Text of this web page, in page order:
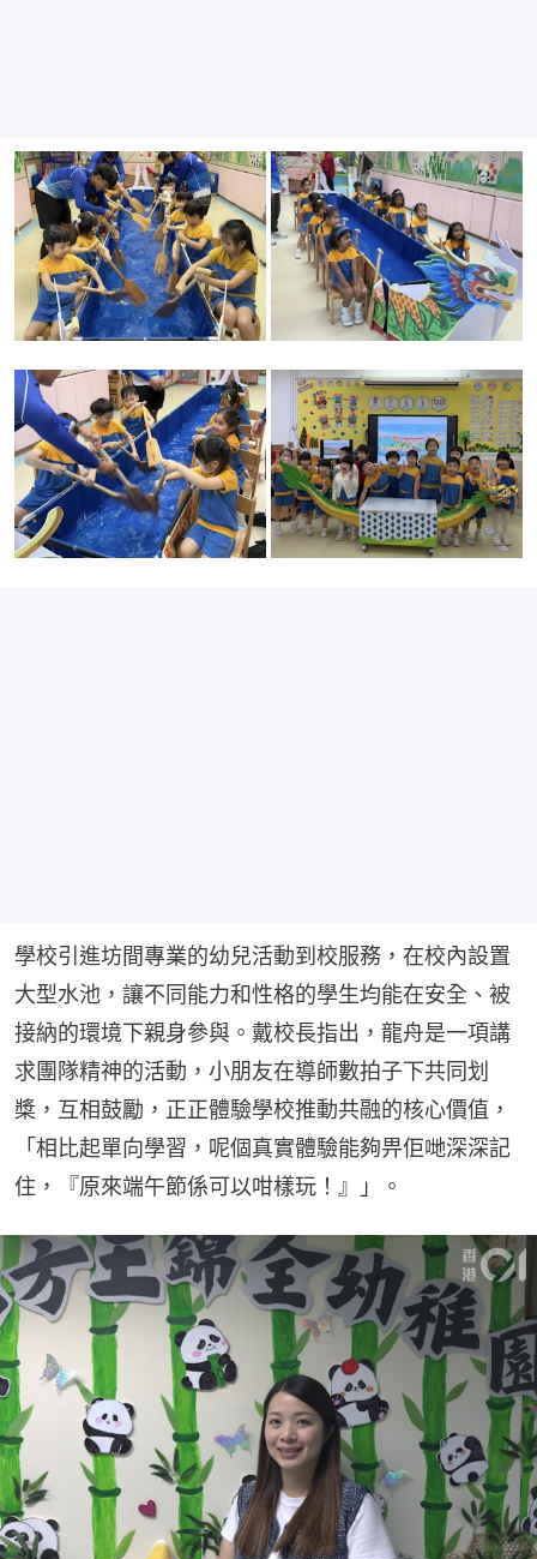
學校引進坊間專業的幼兒活動到校服務，在校內設置
大型水池，讓不同能力和性格的學生均能在安全、被
接納的環境下親身參與。戴校長指出，龍舟是一項講
求團隊精神的活動，小朋友在導師數拍子下共同划
槳，互相鼓勵，正正體驗學校推動共融的核心價值，
「相比起單向學習，呢個真實體驗能夠畀佢哋深深記
住，『原來端午節係可以咁樣玩！』」。